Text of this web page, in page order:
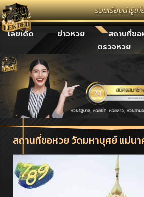
รวมเรื่องน่ารู้เกี่
เลขเด็ด ข่าวหวย สถานที่ขอ
ตรวจหวย
สถานที่ขอหวย วัดมหาบุศย์ แม่นา